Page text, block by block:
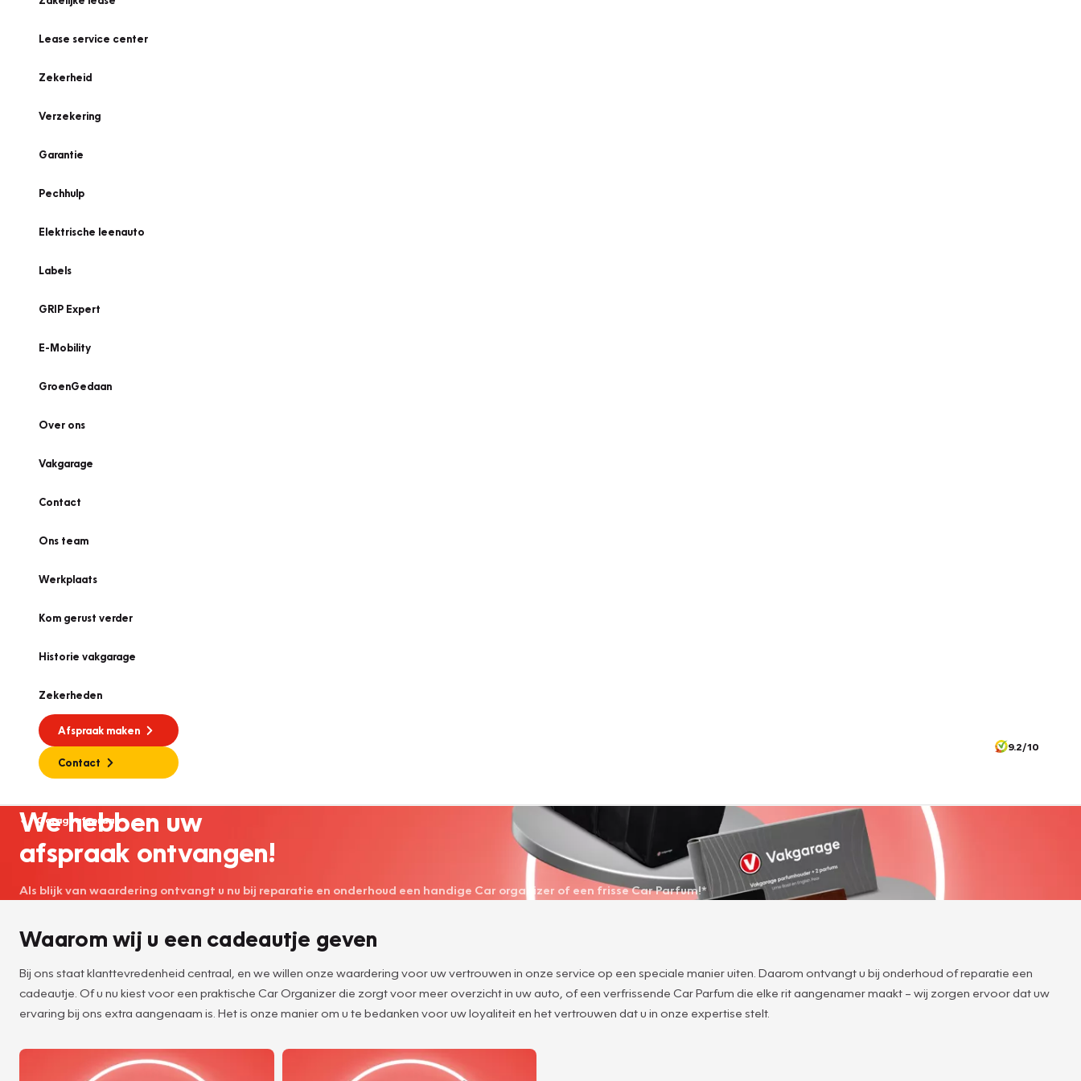
Lease service center
Zekerheid
Verzekering
Garantie
Pechhulp
Elektrische leenauto
Labels
GRIP Expert
E-Mobility
GroenGedaan
Over ons
Vakgarage
Contact
Ons team
Werkplaats
Kom gerust verder
Historie vakgarage
Zekerheden
Afspraak maken
Contact
9.2/10
Garageafspraak
We hebben uw
afspraak ontvangen!
Als blijk van waardering ontvangt u nu bij reparatie en onderhoud een handige Car organizer of een frisse Car Parfum!*
Waarom wij u een cadeautje geven
Bij ons staat klanttevredenheid centraal, en we willen onze waardering voor uw vertrouwen in onze service op een speciale manier uiten. Daarom ontvangt u bij onderhoud of reparatie een
cadeautje. Of u nu kiest voor een praktische Car Organizer die zorgt voor meer overzicht in uw auto, of een verfrissende Car Parfum die elke rit aangenamer maakt – wij zorgen ervoor dat uw
ervaring bij ons extra aangenaam is. Het is onze manier om u te bedanken voor uw loyaliteit en het vertrouwen dat u in onze expertise stelt.